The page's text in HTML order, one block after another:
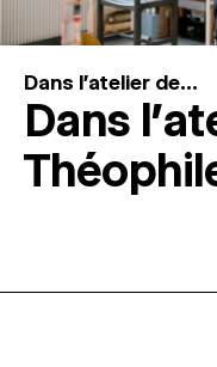
Dans l'atelier de...
Dans